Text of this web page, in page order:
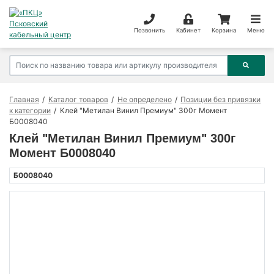
Позвонить Кабинет Корзина Меню
Главная Каталог товаров Не определено
Позиции без привязки
к категории
Клей "Метилан Винил Премиум" 300г Момент
Б0008040
Клей "Метилан Винил Премиум" 300г
Момент Б0008040
Б0008040